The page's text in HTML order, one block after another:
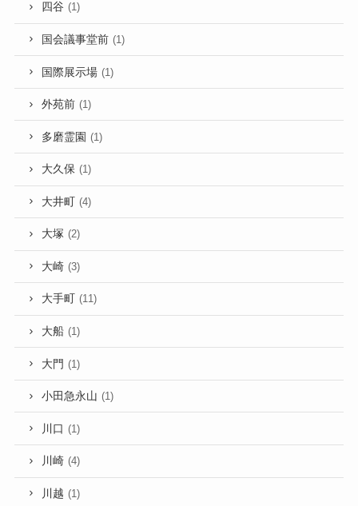
四谷 (1)
国会議事堂前 (1)
国際展示場 (1)
外苑前 (1)
多磨霊園 (1)
大久保 (1)
大井町 (4)
大塚 (2)
大崎 (3)
大手町 (11)
大船 (1)
大門 (1)
小田急永山 (1)
川口 (1)
川崎 (4)
川越 (1)